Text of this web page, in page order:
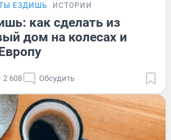
ЕЗДИШЬ ИСТОРИИ
как сделать из
дом на колесах и
2 608 Обсудить